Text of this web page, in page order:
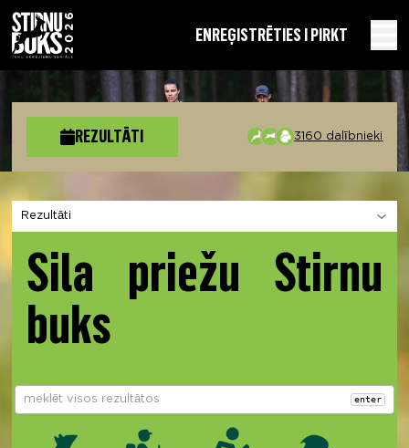
ENREĢISTRĒTIES I PIRKT
REZULTĀTI 3160 dalībnieki
Izvēlies sadaļu
Sila priežu Stirnu
buks
enter